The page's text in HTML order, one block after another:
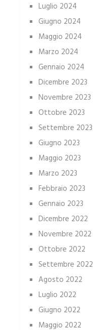
Luglio 2024
Giugno 2024
Maggio 2024
Marzo 2024
Gennaio 2024
Dicembre 2023
Novembre 2023
Ottobre 2023
Settembre 2023
Giugno 2023
Maggio 2023
Marzo 2023
Febbraio 2023
Gennaio 2023
Dicembre 2022
Novembre 2022
Ottobre 2022
Settembre 2022
Agosto 2022
Luglio 2022
Giugno 2022
Maggio 2022